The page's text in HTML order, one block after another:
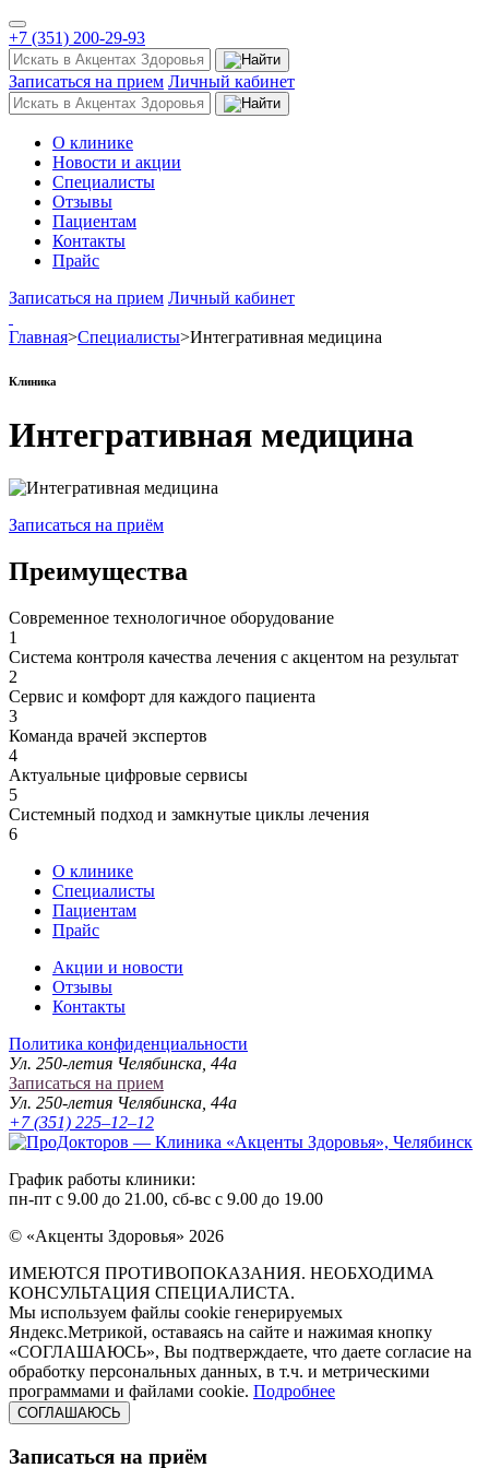
+7 (351) 200-29-93
Записаться на прием Личный кабинет
О клинике
Новости и акции
Специалисты
Отзывы
Пациентам
Контакты
Прайс
Записаться на прием Личный кабинет
Главная>Специалисты>Интегративная медицина
Клиника
Интегративная медицина
Записаться на приём
Преимущества
Современное технологичное оборудование
1
Система контроля качества лечения с акцентом на результат
2
Сервис и комфорт для каждого пациента
3
Команда врачей экспертов
4
Актуальные цифровые сервисы
5
Системный подход и замкнутые циклы лечения
6
О клинике
Специалисты
Пациентам
Прайс
Акции и новости
Отзывы
Контакты
Политика конфиденциальности
Ул. 250-летия Челябинска, 44а
Записаться на прием
Ул. 250-летия Челябинска, 44а
+7 (351) 225–12–12
График работы клиники:
пн-пт c 9.00 до 21.00, сб-вс с 9.00 до 19.00
© «Акценты Здоровья» 2026
ИМЕЮТСЯ ПРОТИВОПОКАЗАНИЯ. НЕОБХОДИМА
КОНСУЛЬТАЦИЯ СПЕЦИАЛИСТА.
Мы используем файлы cookie генерируемых
Яндекс.Метрикой, оставаясь на сайте и нажимая кнопку
«СОГЛАШАЮСЬ», Вы подтверждаете, что даете согласие на
обработку персональных данных, в т.ч. и метрическими
программами и файлами cookie. Подробнее
СОГЛАШАЮСЬ
Записаться на приём